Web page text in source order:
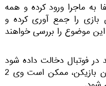
به ماجرا ورود کرده و همه
بازی را جمع آوری کرده و
این موضوع را بررسی خواهند
در فوتبال دخالت داده شود
و در صورت مقصر شناخته شدن بازیکن، ممکن است وی 2